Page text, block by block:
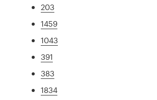
203
1459
1043
391
383
1834